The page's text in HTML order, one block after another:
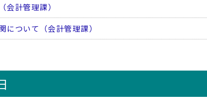
会計管理課）
について（会計管理課）